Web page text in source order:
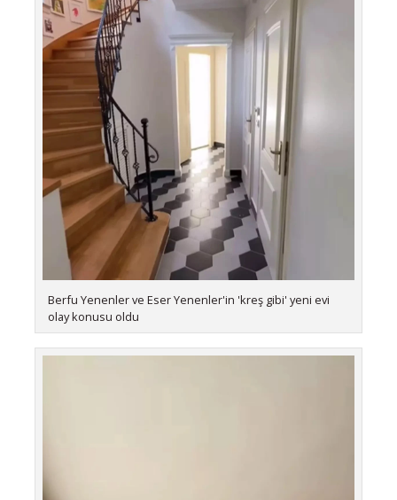
Berfu Yenenler ve Eser Yenenler'in 'kreş gibi' yeni evi
olay konusu oldu